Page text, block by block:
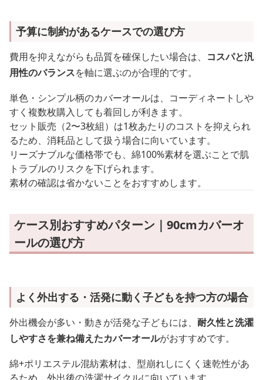
予算に制約があるケースでの選び方
費用を抑えながらも品質を確保したい場合は、 コスパと汎
用性のバランスを軸に選ぶのが合理的です。
単色・シンプル柄のカバーオールは、コーディネートしや
すく複数枚購入しても着回しが利きます。
セット販売（2〜3枚組）は1枚あたりのコストを抑えられ
るため、消耗品として扱う場合に向いています。
リーズナブルな価格帯でも、綿100%素材を選ぶことで肌
トラブルのリスクを下げられます。
素材の確認は省かないことをおすすめします。
ケース別おすすめパターン｜90cmカバーオ
ールの選び方
よく外出する・活発に動く子どもを持つ方の場合
外出機会が多い・動きが活発な子どもには、 耐久性と洗濯
しやすさを兼ね備えたカバーオールがおすすめです。
綿+ポリエステル混紡素材は、型崩れしにくく速乾性があ